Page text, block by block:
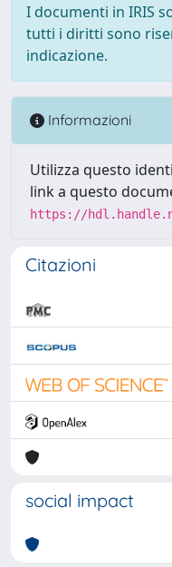
I documenti in IRIS
tutti i diritti sono
indicazione.
Informazioni
Utilizza questo
link a questo
https://
Citazioni
social impact